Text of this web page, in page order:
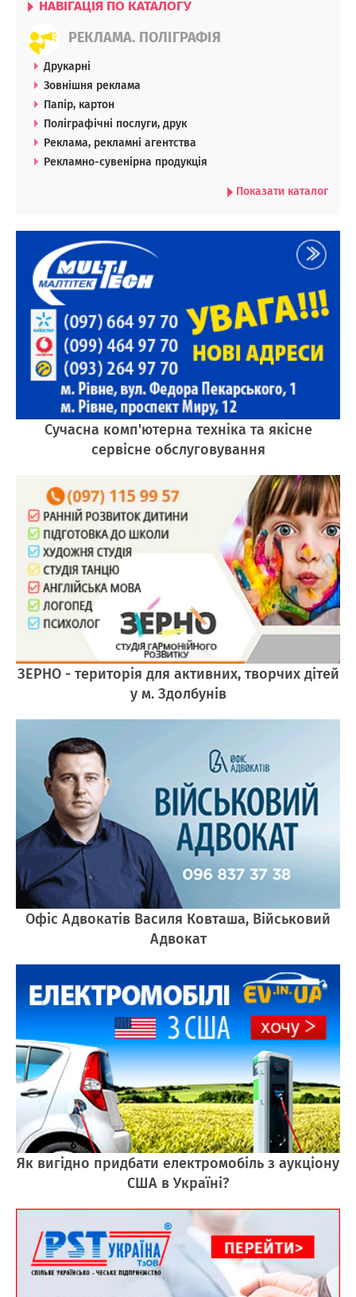
НАВІГАЦІЯ ПО КАТАЛОГУ
РЕКЛАМА. ПОЛІГРАФІЯ
Друкарні
Зовнішня реклама
Папір, картон
Поліграфічні послуги, друк
Реклама, рекламні агентства
Рекламно-сувенірна продукція
Показати каталог
Сучасна комп'ютерна техніка та якісне
сервісне обслуговування
ЗЕРНО - територія для активних, творчих дітей
у м. Здолбунів
Офіс Адвокатів Василя Ковташа, Військовий
Адвокат
Як вигідно придбати електромобіль з аукціону
США в Україні?